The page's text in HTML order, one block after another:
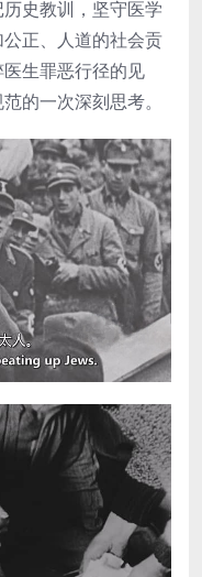
史教训，坚守医学
正、人道的社会贡
生罪恶行径的见
的一次深刻思考。